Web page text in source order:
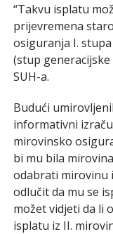
“Takvu isplatu
prijevremena
osiguranja I.
(stup
SUH-a.
Budući
informativni
mirovinsko
bi mu bila
odabrati mirovinu
odlučit da mu se
možet vidjeti da li
isplatu iz II.